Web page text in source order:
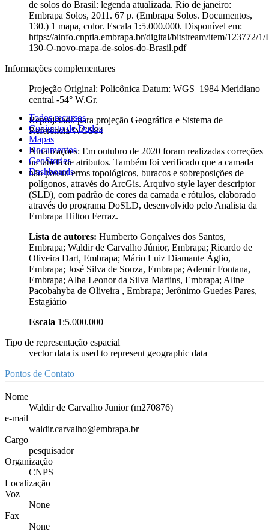
Todos recursos
Conjunto de Dados
Mapas
Documentos
GeoStories
Dashboards
de solos do Brasil: legenda atualizada. Rio de janeiro:
Embrapa Solos, 2011. 67 p. (Embrapa Solos. Documentos,
130.) 1 mapa, color. Escala 1:5.000.000. Disponível em:
https://ainfo.cnptia.embrapa.br/digital/bitstream/item/123772/
130-O-novo-mapa-de-solos-do-Brasil.pdf
Informações complementares
Projeção Original: Policônica Datum: WGS_1984 Meridiano
central -54° W.Gr.
Reprojetado para projeção Geográfica e Sistema de
Referência WGS84
Atualizações: Em outubro de 2020 foram realizadas correções
na tabela de atributos. Também foi verificado que a camada
não possui erros topológicos, buracos e sobreposições de
polígonos, através do ArcGis. Arquivo style layer descriptor
(SLD), com padrão de cores da camada e rótulos, elaborado
através do programa DoSLD, desenvolvido pelo Analista da
Embrapa Hilton Ferraz.
Lista de autores: Humberto Gonçalves dos Santos,
Embrapa; Waldir de Carvalho Júnior, Embrapa; Ricardo de
Oliveira Dart, Embrapa; Mário Luiz Diamante Áglio,
Embrapa; José Silva de Souza, Embrapa; Ademir Fontana,
Embrapa; Alba Leonor da Silva Martins, Embrapa; Aline
Pacobahyba de Oliveira , Embrapa; Jerônimo Guedes Pares,
Estagiário
Escala 1:5.000.000
Tipo de representação espacial
vector data is used to represent geographic data
Pontos de Contato
Nome
Waldir de Carvalho Junior (m270876)
e-mail
waldir.carvalho@embrapa.br
Cargo
pesquisador
Organização
CNPS
Localização
Voz
None
Fax
None